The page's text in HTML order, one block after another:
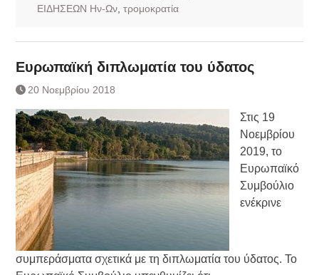
ΕΙΔΗΣΕΩΝ Ην-Ων, τρομοκρατία
Ευρωπαϊκή διπλωματία του ύδατος
20 Νοεμβρίου 2018
Στις 19
Νοεμβρίου
2019, το
Ευρωπαϊκό
Συμβούλιο
ενέκρινε
συμπεράσματα σχετικά με τη διπλωματία του ύδατος. Το